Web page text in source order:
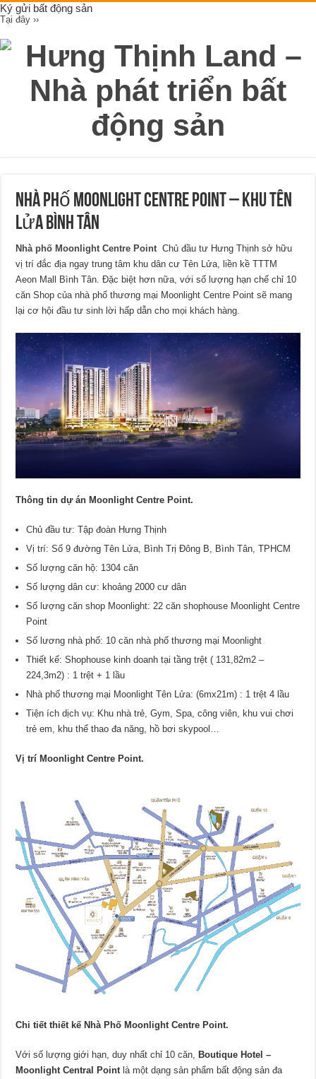
Ký gửi bất động sản
Tại đây ››
Nhà Phố Moonlight Centre Point – Khu Tên
Lửa Bình Tân
Nhà phố Moonlight Centre Point Chủ đầu tư Hưng Thịnh sở hữu
vị trí đắc địa ngay trung tâm khu dân cư Tên Lửa, liền kề TTTM
Aeon Mall Bình Tân. Đặc biệt hơn nữa, với số lượng hạn chế chỉ 10
căn Shop của nhà phố thương mại Moonlight Centre Point sẽ mang
lại cơ hội đầu tư sinh lời hấp dẫn cho mọi khách hàng.
Thông tin dự án Moonlight Centre Point.
Chủ đầu tư: Tập đoàn Hưng Thịnh
Vị trí: Số 9 đường Tên Lửa, Bình Trị Đông B, Bình Tân, TPHCM
Số lượng căn hộ: 1304 căn
Số lượng dân cư: khoảng 2000 cư dân
Số lượng căn shop Moonlight: 22 căn shophouse Moonlight Centre
Point
Số lương nhà phố: 10 căn nhà phố thương mại Moonlight
Thiết kế: Shophouse kinh doanh tại tầng trệt ( 131,82m2 –
224,3m2) : 1 trệt + 1 lầu
Nhà phố thương mại Moonlight Tên Lửa: (6mx21m) : 1 trệt 4 lầu
Tiện ích dịch vụ: Khu nhà trẻ, Gym, Spa, công viên, khu vui chơi
trẻ em, khu thể thao đa năng, hồ bơi skypool…
Vị trí Moonlight Centre Point.
Chi tiết thiết kế Nhà Phố Moonlight Centre Point.
Với số lượng giới hạn, duy nhất chỉ 10 căn,Boutique Hotel –
Moonlight Central Point là một dạng sản phẩm bất động sản đa